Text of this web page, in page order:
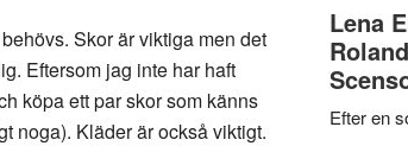
Skor är viktiga men det
Eftersom jag inte har haft
köpa ett par skor som känns
noga). Kläder är också viktigt.
–
Lena
Efter en